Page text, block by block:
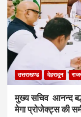
उत्तराखण्ड देहरादून
मुख्य सचिव आनन्द
मेगा प्रोजेक्ट्स की